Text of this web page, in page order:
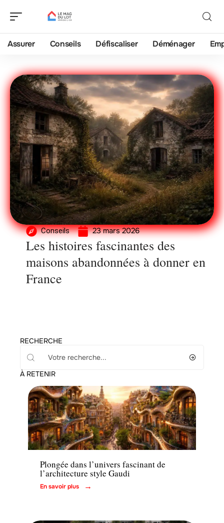
Assurer Conseils Défiscaliser Déménager
Conseils 23 mars 2026
Les histoires fascinantes des
maisons abandonnées à donner en
France
RECHERCHE
À RETENIR
Immo
Plongée dans l’univers fascinant de
l’architecture style Gaudi
En savoir plus